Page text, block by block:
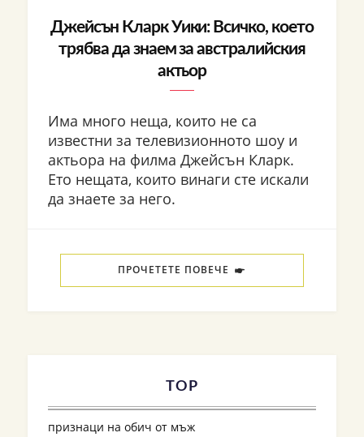
Джейсън Кларк Уики: Всичко, което
трябва да знаем за австралийския
актьор
Има много неща, които не са
известни за телевизионното шоу и
актьора на филма Джейсън Кларк.
Ето нещата, които винаги сте искали
да знаете за него.
ПРОЧЕТЕТЕ ПОВЕЧЕ
TOP
признаци на обич от мъж